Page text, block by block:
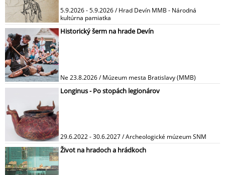
5.9.2026 - 5.9.2026 / Hrad Devín MMB - Národná
kultúrna pamiatka
Historický šerm na hrade Devín
Ne 23.8.2026 / Múzeum mesta Bratislavy (MMB)
Longinus - Po stopách legionárov
29.6.2022 - 30.6.2027 / Archeologické múzeum SNM
Život na hradoch a hrádkoch